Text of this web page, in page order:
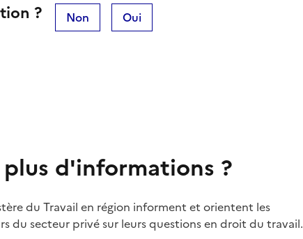
? Non Oui
plus d'informations ?
du Travail en région informent et orientent les
du secteur privé sur leurs questions en droit du travail.